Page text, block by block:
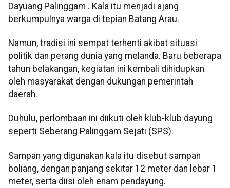
Dayuang Palinggam . Kala itu menjadi ajang
berkumpulnya warga di tepian Batang Arau.
Namun, tradisi ini sempat terhenti akibat situasi
politik dan perang dunia yang melanda. Baru beberapa
tahun belakangan, kegiatan ini kembali dihidupkan
oleh masyarakat dengan dukungan pemerintah
daerah.
Duhulu, perlombaan ini diikuti oleh klub-klub dayung
seperti Seberang Palinggam Sejati (SPS).
Sampan yang digunakan kala itu disebut sampan
boliang, dengan panjang sekitar 12 meter dan lebar 1
meter, serta diisi oleh enam pendayung.